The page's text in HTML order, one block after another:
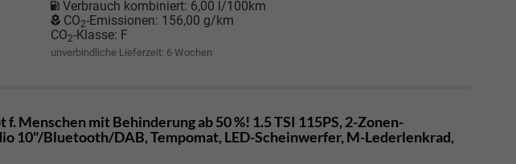
Verbrauch kombiniert: 6,00 l/100km
CO2-Emissionen: 156,00 g/km
CO2-Klasse: F
unverbindliche Lieferzeit: 6 Wochen
f. Menschen mit Behinderung ab 50 %! 1.5 TSI 115PS, 2-Zonen-
10"/Bluetooth/DAB, Tempomat, LED-Scheinwerfer, M-Lederlenkrad,